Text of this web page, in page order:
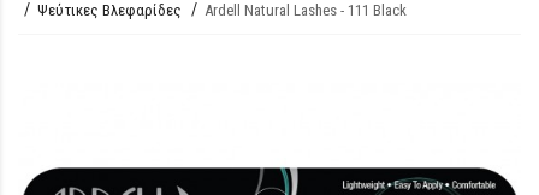
Ψεύτικες Βλεφαρίδες
Ardell Natural Lashes - 111 Black